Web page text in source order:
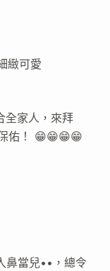
緻可愛
全家人，來拜
佑！ 😁😁😁😁
鼻當兒••，總令